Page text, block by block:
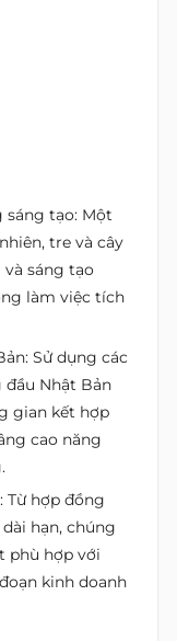
tạo: Một
tre và cây
sáng tạo
làm việc tích
Sử dụng các
Nhật Bản
gian kết hợp
cao năng
Từ hợp đồng
hạn, chúng
phù hợp với
kinh doanh